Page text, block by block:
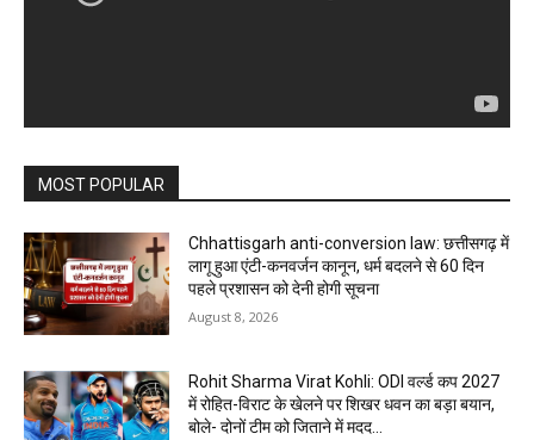
MOST POPULAR
Chhattisgarh anti-conversion law: छत्तीसगढ़ में
लागू हुआ एंटी-कनवर्जन कानून, धर्म बदलने से 60 दिन
पहले प्रशासन को देनी होगी सूचना
August 8, 2026
Rohit Sharma Virat Kohli: ODI वर्ल्ड कप 2027
में रोहित-विराट के खेलने पर शिखर धवन का बड़ा बयान,
बोले- दोनों टीम को जिताने में मदद...